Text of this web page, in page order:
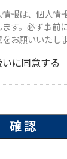
報は、個人情
す。必ず事前
お願いいたしま
に同意する